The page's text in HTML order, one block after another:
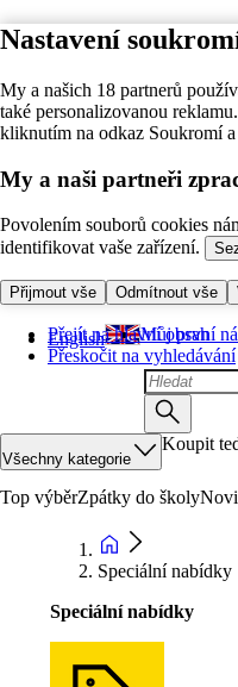
Nastavení
My a našich 18 partnerů
také personalizovanou
kliknutím na odkaz Soukromí
My a naši partneři
Povolením souborů cookies
identifikovat vaše zařízení.
Přijmout vše Odmítnout vše
Přejít na hlavní obsah
Přeskočit na vyhledávání
English Můj první
Všechny kategorie
Koupit
Top výběrZpátky do školy
Speciální nabídky
Speciální nabídky